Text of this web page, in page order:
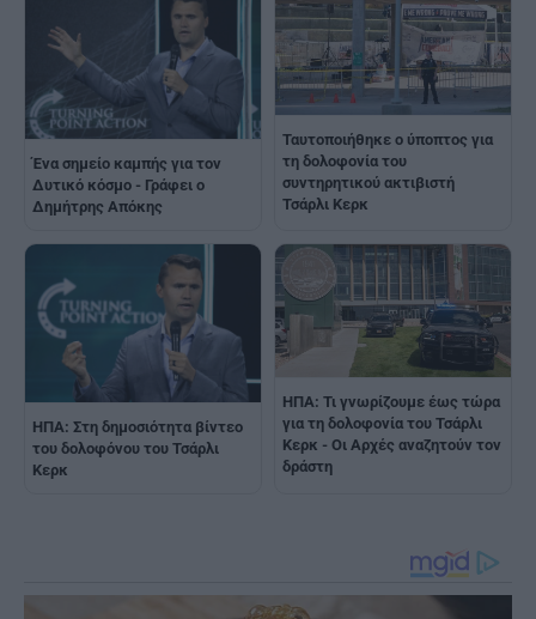
Ένα σημείο καμπής για τον
Δυτικό κόσμο - Γράφει ο
Δημήτρης Απόκης
Ταυτοποιήθηκε ο ύποπτος για
τη δολοφονία του
συντηρητικού ακτιβιστή
Τσάρλι Κερκ
ΗΠΑ: Στη δημοσιότητα βίντεο
του δολοφόνου του Τσάρλι
Κερκ
ΗΠΑ: Τι γνωρίζουμε έως τώρα
για τη δολοφονία του Τσάρλι
Κερκ - Οι Αρχές αναζητούν τον
δράστη